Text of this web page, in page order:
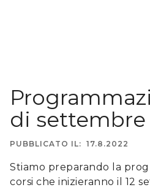
Stiamo preparando la
corsi che inizieranno il 12
di settembre
PUBBLICATO IL: 17.8.2022